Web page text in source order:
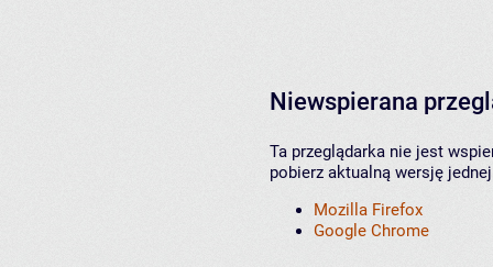
Niewspierana
Ta przeglądarka nie jest
pobierz aktualną wersję
Mozilla Firefox
Google Chrome